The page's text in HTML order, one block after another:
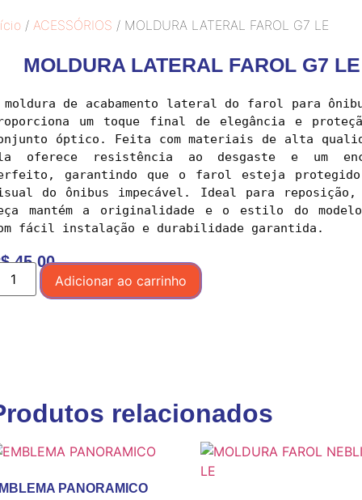
/ ACESSÓRIOS / MOLDURA LATERAL FAROL G7 LE
MOLDURA LATERAL FAROL G7 LE
moldura de acabamento lateral do farol para
um toque final de elegância e
óptico. Feita com materiais de alta
oferece resistência ao desgaste e um
garantindo que o farol esteja
do ônibus impecável. Ideal para reposição,
mantém a originalidade e o estilo do
45,00
Adicionar ao carrinho
relacionados
PANORAMICO